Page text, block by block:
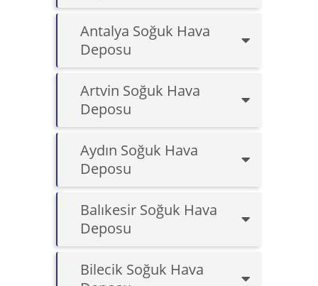
Antalya Soğuk Hava
Deposu
Artvin Soğuk Hava
Deposu
Aydın Soğuk Hava
Deposu
Balıkesir Soğuk Hava
Deposu
Bilecik Soğuk Hava